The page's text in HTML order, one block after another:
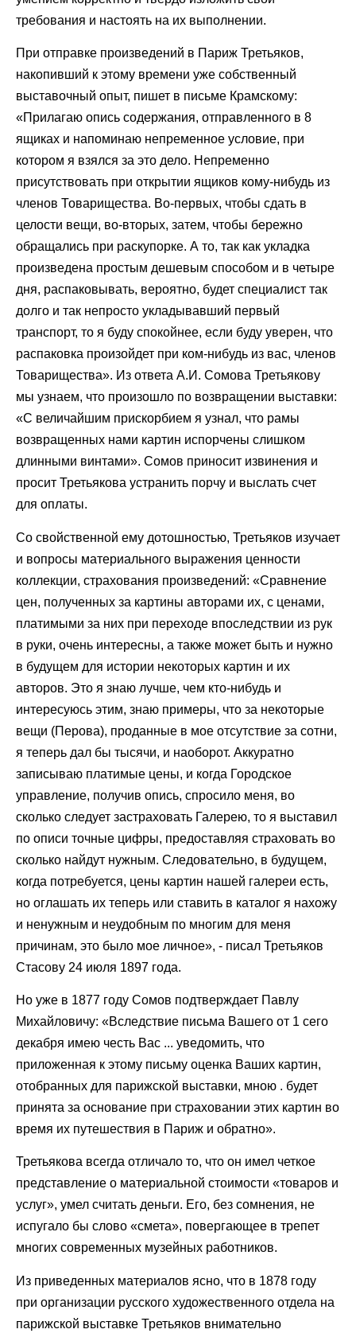
требования и настоять на их выполнении.
При отправке произведений в Париж Третьяков,
накопивший к этому времени уже собственный
выставочный опыт, пишет в письме Крамскому:
«Прилагаю опись содержания, отправленного в 8
ящиках и напоминаю непременное условие, при
котором я взялся за это дело. Непременно
присутствовать при открытии ящиков кому-нибудь из
членов Товарищества. Во-первых, чтобы сдать в
целости вещи, во-вторых, затем, чтобы бережно
обращались при раскупорке. А то, так как укладка
произведена простым дешевым способом и в четыре
дня, распаковывать, вероятно, будет специалист так
долго и так непросто укладывавший первый
транспорт, то я буду спокойнее, если буду уверен, что
распаковка произойдет при ком-нибудь из вас, членов
Товарищества». Из ответа А.И. Сомова Третьякову
мы узнаем, что произошло по возвращении выставки:
«С величайшим прискорбием я узнал, что рамы
возвращенных нами картин испорчены слишком
длинными винтами». Сомов приносит извинения и
просит Третьякова устранить порчу и выслать счет
для оплаты.
Со свойственной ему дотошностью, Третьяков изучает
и вопросы материального выражения ценности
коллекции, страхования произведений: «Сравнение
цен, полученных за картины авторами их, с ценами,
платимыми за них при переходе впоследствии из рук
в руки, очень интересны, а также может быть и нужно
в будущем для истории некоторых картин и их
авторов. Это я знаю лучше, чем кто-нибудь и
интересуюсь этим, знаю примеры, что за некоторые
вещи (Перова), проданные в мое отсутствие за сотни,
я теперь дал бы тысячи, и наоборот. Аккуратно
записываю платимые цены, и когда Городское
управление, получив опись, спросило меня, во
сколько следует застраховать Галерею, то я выставил
по описи точные цифры, предоставляя страховать во
сколько найдут нужным. Следовательно, в будущем,
когда потребуется, цены картин нашей галереи есть,
но оглашать их теперь или ставить в каталог я нахожу
и ненужным и неудобным по многим для меня
причинам, это было мое личное», - писал Третьяков
Стасову 24 июля 1897 года.
Но уже в 1877 году Сомов подтверждает Павлу
Михайловичу: «Вследствие письма Вашего от 1 сего
декабря имею честь Вас ... уведомить, что
приложенная к этому письму оценка Ваших картин,
отобранных для парижской выставки, мною . будет
принята за основание при страховании этих картин во
время их путешествия в Париж и обратно».
Третьякова всегда отличало то, что он имел четкое
представление о материальной стоимости «товаров и
услуг», умел считать деньги. Его, без сомнения, не
испугало бы слово «смета», повергающее в трепет
многих современных музейных работников.
Из приведенных материалов ясно, что в 1878 году
при организации русского художественного отдела на
парижской выставке Третьяков внимательно